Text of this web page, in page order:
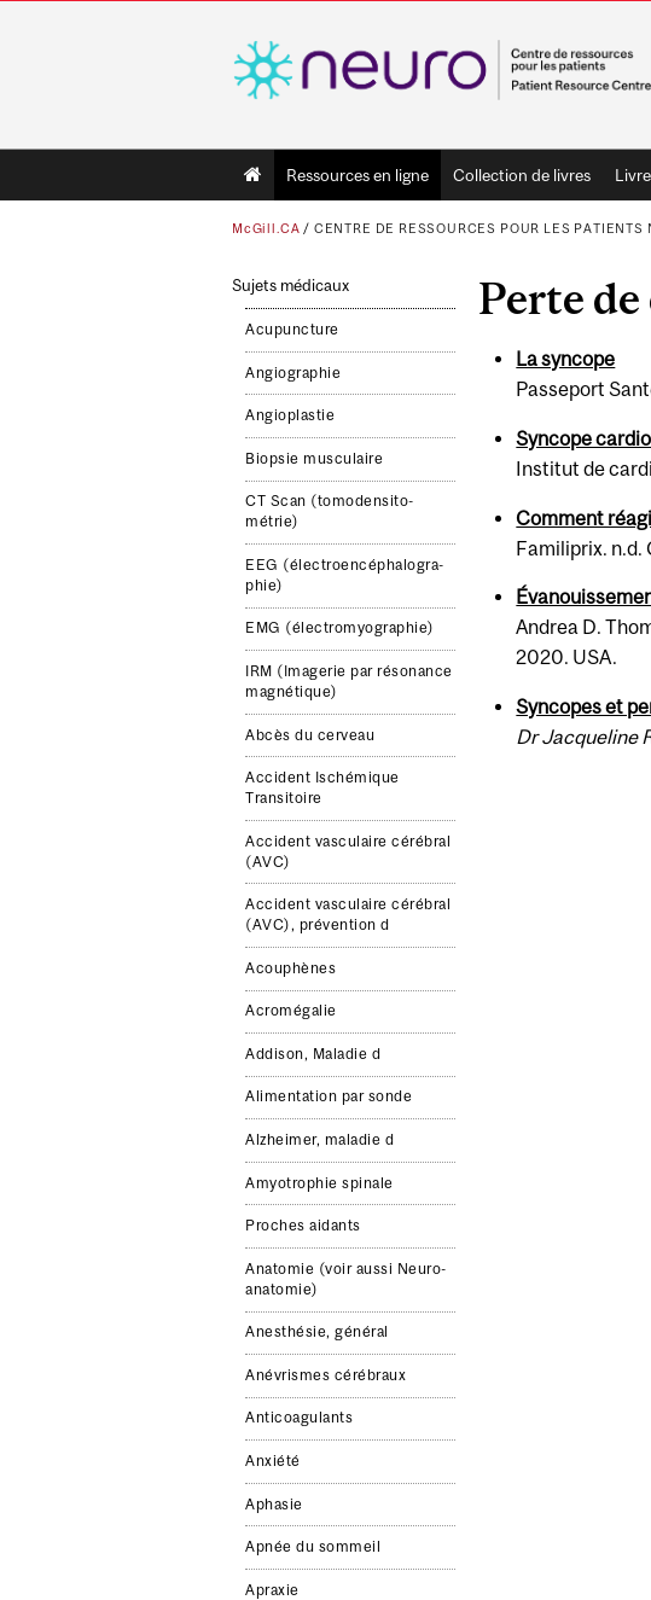
Main
navigation
Ressources en ligne Collection de livres
McGill.CA / CENTRE DE RESSOURCES POUR LES PATIENTS
Sujets médicaux
Acupuncture
Angiographie
Angioplastie
Biop­sie mus­cu­laire
CT Scan (tomod­en­sit­o­
métrie)
EEG (élec­troencéphalo­gra­
phie)
EMG (élec­tromyo­gra­phie)
IRM (Imagerie par réso­nance
mag­né­tique)
Abcès du cerveau
Accident Ischémique
Transitoire
Acci­dent vas­cu­laire cérébral
(AVC)
Acci­dent vas­cu­laire cérébral
(AVC), préven­tion d
Acouphènes
Acromé­galie
Addi­son, Mal­adie d
Alimentation par sonde
Alzheimer, mal­adie d
Amy­otro­phie spinale
Proches aidants
Anatomie (voir aussi Neuro-​
anatomie)
Anesthésie, général
Anévrismes cérébraux
Anticoagulants
Anx­i­été
Aphasie
Apnée du som­meil
Apraxie
Perte
La syn­cope
Passe­port
Syn­cope
Insti­tut de
Com­ment
Familiprix. n.d.
Andrea D.
2020. USA.
Syn­copes et
Dr Jacque­line